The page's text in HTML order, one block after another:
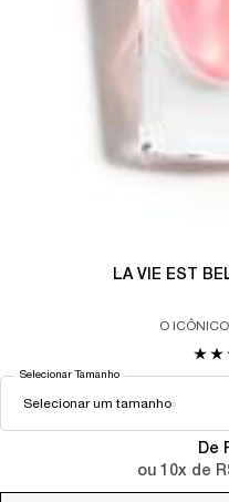
LA VIE EST
O
Selecionar Tamanho
De
ou 10x de